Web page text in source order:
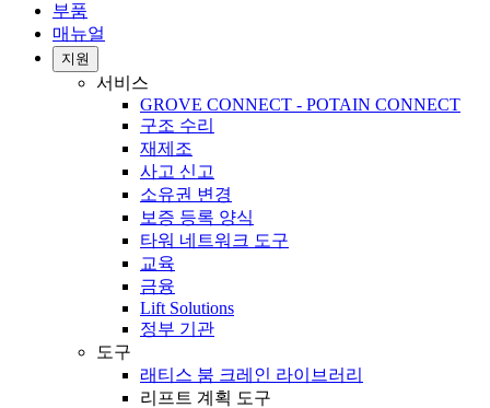
부품
매뉴얼
지원
서비스
GROVE CONNECT - POTAIN CONNECT
구조 수리
재제조
사고 신고
소유권 변경
보증 등록 양식
타워 네트워크 도구
교육
금융
Lift Solutions
정부 기관
도구
래티스 붐 크레인 라이브러리
리프트 계획 도구